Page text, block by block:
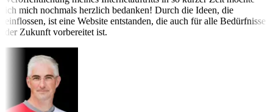
ich mich nochmals herzlich bedanken! Durch die Ideen, die
einflossen, ist eine Website entstanden, die auch für alle Bedürfnisse
der Zukunft vorbereitet ist.